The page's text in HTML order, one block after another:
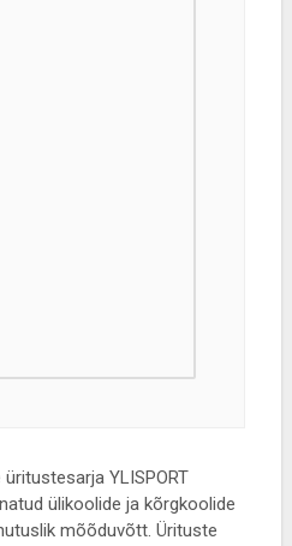
YLISPORT
ülikoolide ja kõrgkoolide
mõõduvõtt. Ürituste